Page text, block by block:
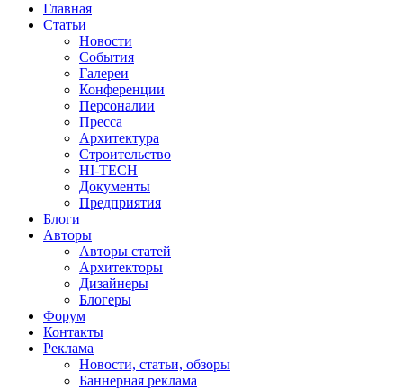
Главная
Статьи
Новости
События
Галереи
Конференции
Персоналии
Пресса
Архитектура
Строительство
HI-TECH
Документы
Предприятия
Блоги
Авторы
Авторы статей
Архитекторы
Дизайнеры
Блогеры
Форум
Контакты
Реклама
Новости, статьи, обзоры
Баннерная реклама